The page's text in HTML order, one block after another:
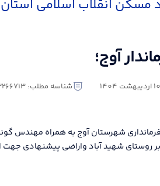
مسکن انقلاب اسلامی
آوج؛
شناسه مطلب: 2266713
شهرستان آوج به همراه مهندس
روستای شهید آباد واراضی پیشنهادی